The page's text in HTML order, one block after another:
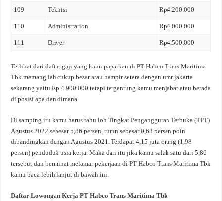
109 Teknisi Rp4.200.000
110 Administration Rp4.000.000
111 Driver Rp4.500.000
Terlihat dari daftar gaji yang kami paparkan di PT Habco Trans Maritima
Tbk memang lah cukup besar atau hampir setara dengan umr jakarta
sekarang yaitu Rp 4.900.000 tetapi tergantung kamu menjabat atau berada
di posisi apa dan dimana.
Di samping itu kamu harus tahu loh Tingkat Pengangguran Terbuka (TPT)
Agustus 2022 sebesar 5,86 persen, turun sebesar 0,63 persen poin
dibandingkan dengan Agustus 2021. Terdapat 4,15 juta orang (1,98
persen) penduduk usia kerja. Maka dari itu jika kamu salah satu dari 5,86
tersebut dan berminat melamar pekerjaan di PT Habco Trans Maritima Tbk
kamu baca lebih lanjut di bawah ini.
Daftar Lowongan Kerja PT Habco Trans Maritima Tbk